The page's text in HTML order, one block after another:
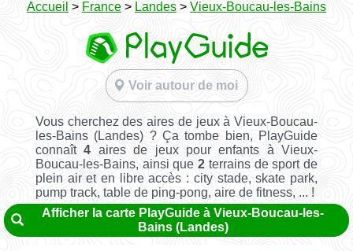
Accueil > France > Landes > Vieux-Boucau-les-Bains
Voir autour de moi
Vous cherchez des aires de jeux à Vieux-Boucau-
les-Bains (Landes) ? Ça tombe bien, PlayGuide
connaît4 aires de jeux pour enfants à Vieux-
Boucau-les-Bains, ainsi que2 terrains de sport de
plein air et en libre accès : city stade, skate park,
pump track, table de ping-pong, aire de fitness, ... !
Afficher la carte PlayGuide à Vieux-Boucau-les-
Bains (Landes)